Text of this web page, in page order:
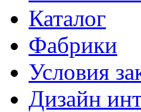
Каталог
Фабрики
Условия
Дизайн